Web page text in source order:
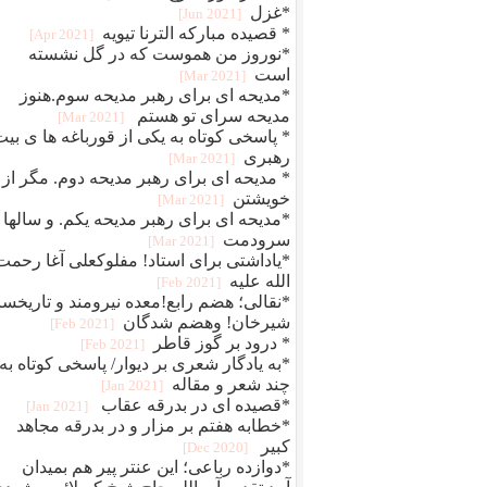
*غزل [2021 Jun]
* قصیده مبارکه الترنا تیویه [2021 Apr]
*نوروز من هموست که در گل نشسته
است
[2021 Mar]
*مدیحه ای برای رهبر مدیحه سوم.هنوز
مدیحه سرای تو هستم
[2021 Mar]
* پاسخی کوتاه به یکی از قورباغه ها ی
رهبری
[2021 Mar]
* مدیحه ای برای رهبر مدیحه دوم. مگر از
خویشتن
[2021 Mar]
*مدیحه ای برای رهبر مدیحه یکم. و سالها
سرودمت
[2021 Mar]
*یاداشتی برای استاد! مفلوکعلی آغا
الله علیه
[2021 Feb]
*نقالی؛ هضم رابع!معده نیرومند و
شیرخان! وهضم شدگان
[2021 Feb]
* درود بر گوز قاطر [2021 Feb]
*به یادگار شعری بر دیوار/ پاسخی کوتاه به
چند شعر و مقاله
[2021 Jan]
*قصیده ای در بدرقه عقاب [2021 Jan]
*خطابه هفتم بر مزار و در بدرقه مجاهد
کبیر
[2020 Dec]
*دوازده رباعی؛ این عنتر پیر هم بمیدان